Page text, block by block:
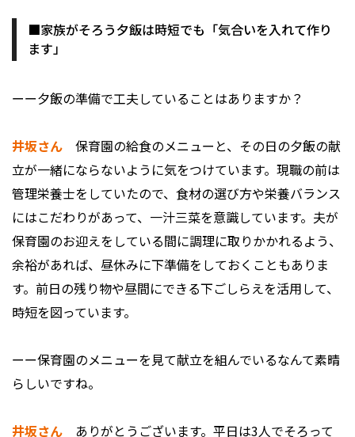
■家族がそろう夕飯は時短でも「気合いを入れて作り
ます」
ーー夕飯の準備で工夫していることはありますか？
井坂さん 保育園の給食のメニューと、その日の夕飯の献
立が一緒にならないように気をつけています。現職の前は
管理栄養士をしていたので、食材の選び方や栄養バランス
にはこだわりがあって、一汁三菜を意識しています。夫が
保育園のお迎えをしている間に調理に取りかかれるよう、
余裕があれば、昼休みに下準備をしておくこともありま
す。前日の残り物や昼間にできる下ごしらえを活用して、
時短を図っています。
ーー保育園のメニューを見て献立を組んでいるなんて素晴
らしいですね。
井坂さん ありがとうございます。平日は3人でそろって